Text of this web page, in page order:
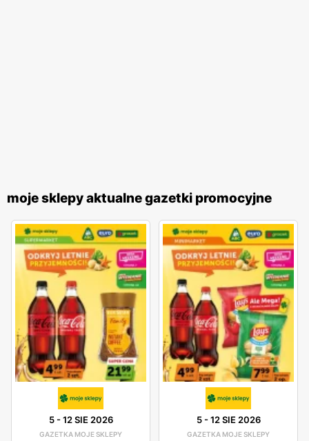
moje sklepy aktualne gazetki promocyjne
5-12 SIE 2026
GAZETKA MOJE SKLEPY
5-12 SIE 2026
GAZETKA MOJE SKLEPY